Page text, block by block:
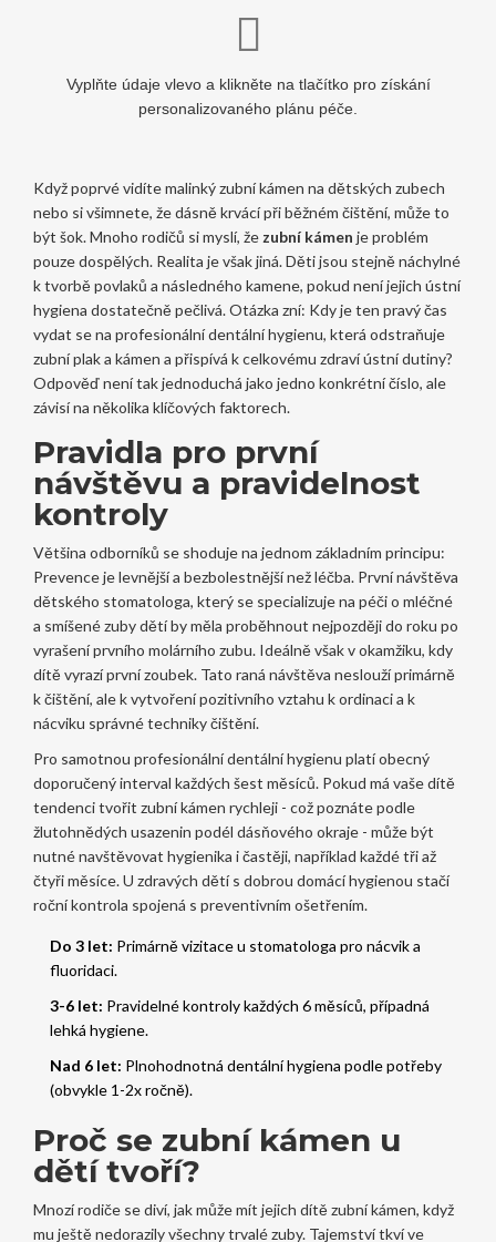
Vyplňte údaje vlevo a klikněte na tlačítko pro získání
personalizovaného plánu péče.
Když poprvé vidíte malinký zubní kámen na dětských zubech
nebo si všimnete, že dásně krvácí při běžném čištění, může to
být šok. Mnoho rodičů si myslí, žezubní kámen je problém
pouze dospělých. Realita je však jiná. Děti jsou stejně náchylné
k tvorbě povlaků a následného kamene, pokud není jejich ústní
hygiena dostatečně pečlivá. Otázka zní: Kdy je ten pravý čas
vydat se na profesionálnídentální hygienu, která odstraňuje
zubní plak a kámen a přispívá k celkovému zdraví ústní dutiny?
Odpověď není tak jednoduchá jako jedno konkrétní číslo, ale
závisí na několika klíčových faktorech.
Pravidla pro první
návštěvu a pravidelnost
kontroly
Většina odborníků se shoduje na jednom základním principu:
Prevence je levnější a bezbolestnější než léčba. První návštěva
dětského stomatologa, který se specializuje na péči o mléčné
a smíšené zuby dětíby měla proběhnout nejpozději do roku po
vyrašení prvního molárního zubu. Ideálně však v okamžiku, kdy
dítě vyrazí první zoubek. Tato raná návštěva neslouží primárně
k čištění, ale k vytvoření pozitivního vztahu k ordinaci a k
nácviku správné techniky čištění.
Pro samotnou profesionální dentální hygienu platí obecný
doporučený interval každých šest měsíců. Pokud má vaše dítě
tendenci tvořit zubní kámen rychleji - což poznáte podle
žlutohnědých usazenin podél dásňového okraje - může být
nutné navštěvovat hygienika i častěji, například každé tři až
čtyři měsíce. U zdravých dětí s dobrou domácí hygienou stačí
roční kontrola spojená s preventivním ošetřením.
Do 3 let: Primárně vizitace u stomatologa pro nácvik a
fluoridaci.
3-6 let: Pravidelné kontroly každých 6 měsíců, případná
lehká hygiene.
Nad 6 let: Plnohodnotná dentální hygiena podle potřeby
(obvykle 1-2x ročně).
Proč se zubní kámen u
dětí tvoří?
Mnozí rodiče se diví, jak může mít jejich dítě zubní kámen, když
mu ještě nedorazily všechny trvalé zuby. Tajemství tkví ve